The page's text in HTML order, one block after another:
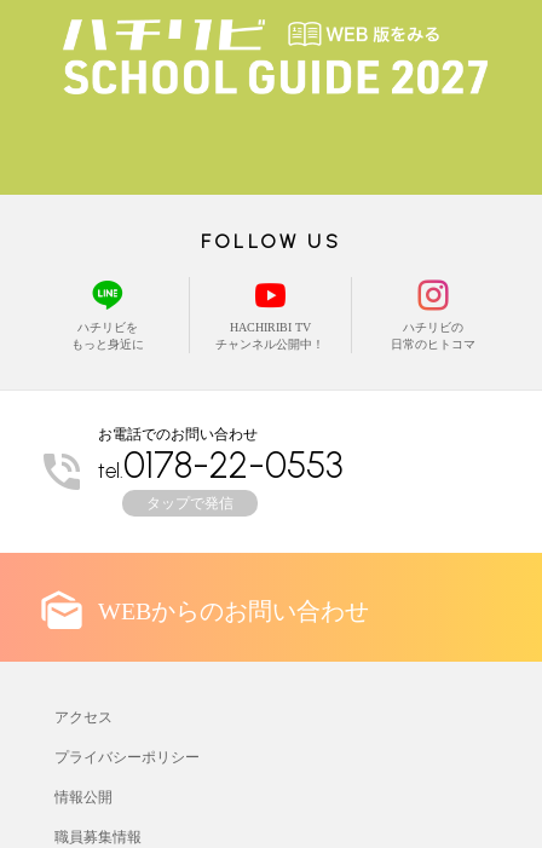
FOLLOW US
ハチリビを
もっと身近に
HACHIRIBI TV
チャンネル公開中！
ハチリビの
日常のヒトコマ
お電話でのお問い合わせ
tel. 0178-22-0553
タップで発信
WEBからのお問い合わせ
アクセス
プライバシーポリシー
情報公開
職員募集情報